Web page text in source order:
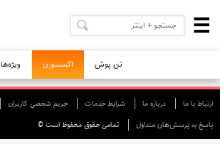
تن پوش اکسسوری ویژه‌ها
ارتباط با ما درباره ما شرایط خدمات حريم شخصی كاربران
پاسخ به پرسش‌های متداول
تمامی حقوق محفوظ است ©